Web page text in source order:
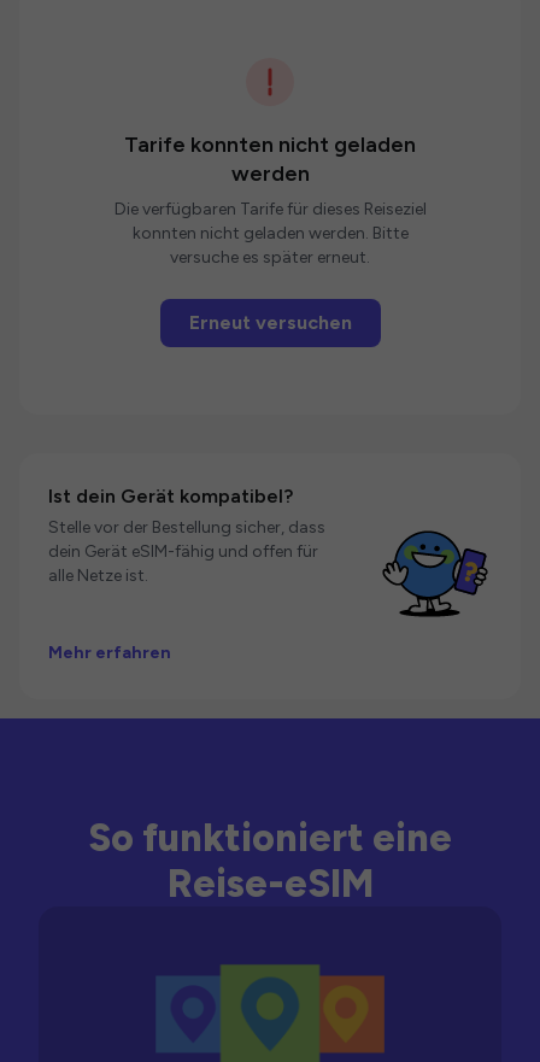
Tarife konnten nicht geladen
werden
Die verfügbaren Tarife für dieses Reiseziel
konnten nicht geladen werden. Bitte
versuche es später erneut.
Erneut versuchen
Ist dein Gerät kompatibel?
Stelle vor der Bestellung sicher, dass
dein Gerät eSIM-fähig und offen für
alle Netze ist.
Mehr erfahren
So funktioniert eine
Reise-eSIM